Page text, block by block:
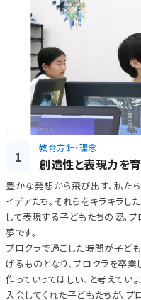
1
教育方針・理念
創造性と表現力を
豊かな発想から飛び出す、私た
イデアたち。それらをキラキラし
して表現する子どもたちの姿。
夢です。
プロクラで過ごした時間が子ど
げるものとなり、プロクラを卒
作っていってほしい、と考えてい
入会してくれた子どもたちが、